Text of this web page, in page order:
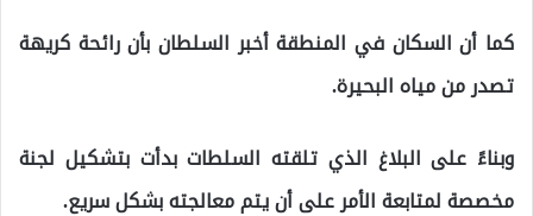
كما أن السكان في المنطقة أخبر السلطان بأن رائحة كريهة
تصدر من مياه البحيرة.
وبناءً على البلاغ الذي تلقته السلطات بدأت بتشكيل لجنة
مخصصة لمتابعة الأمر على أن يتم معالجته بشكل سريع.